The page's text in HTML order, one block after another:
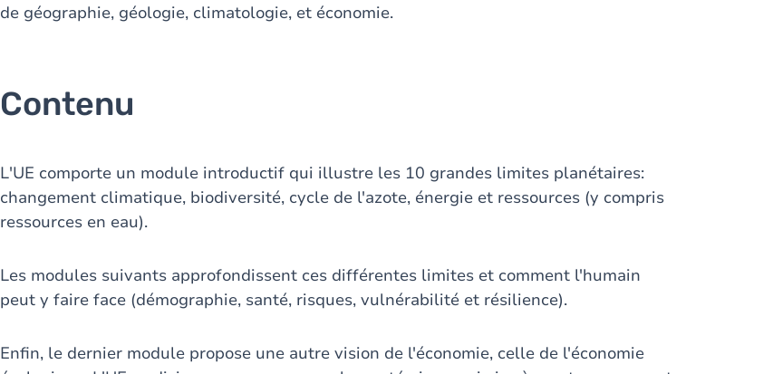
de géographie, géologie, climatologie, et économie.
Contenu
L'UE comporte un module introductif qui illustre les 10 grandes limites planétaires:
changement climatique, biodiversité, cycle de l'azote, énergie et ressources (y compris
ressources en eau).
Les modules suivants approfondissent ces différentes limites et comment l'humain
peut y faire face (démographie, santé, risques, vulnérabilité et résilience).
Enfin, le dernier module propose une autre vision de l'économie, celle de l'économie